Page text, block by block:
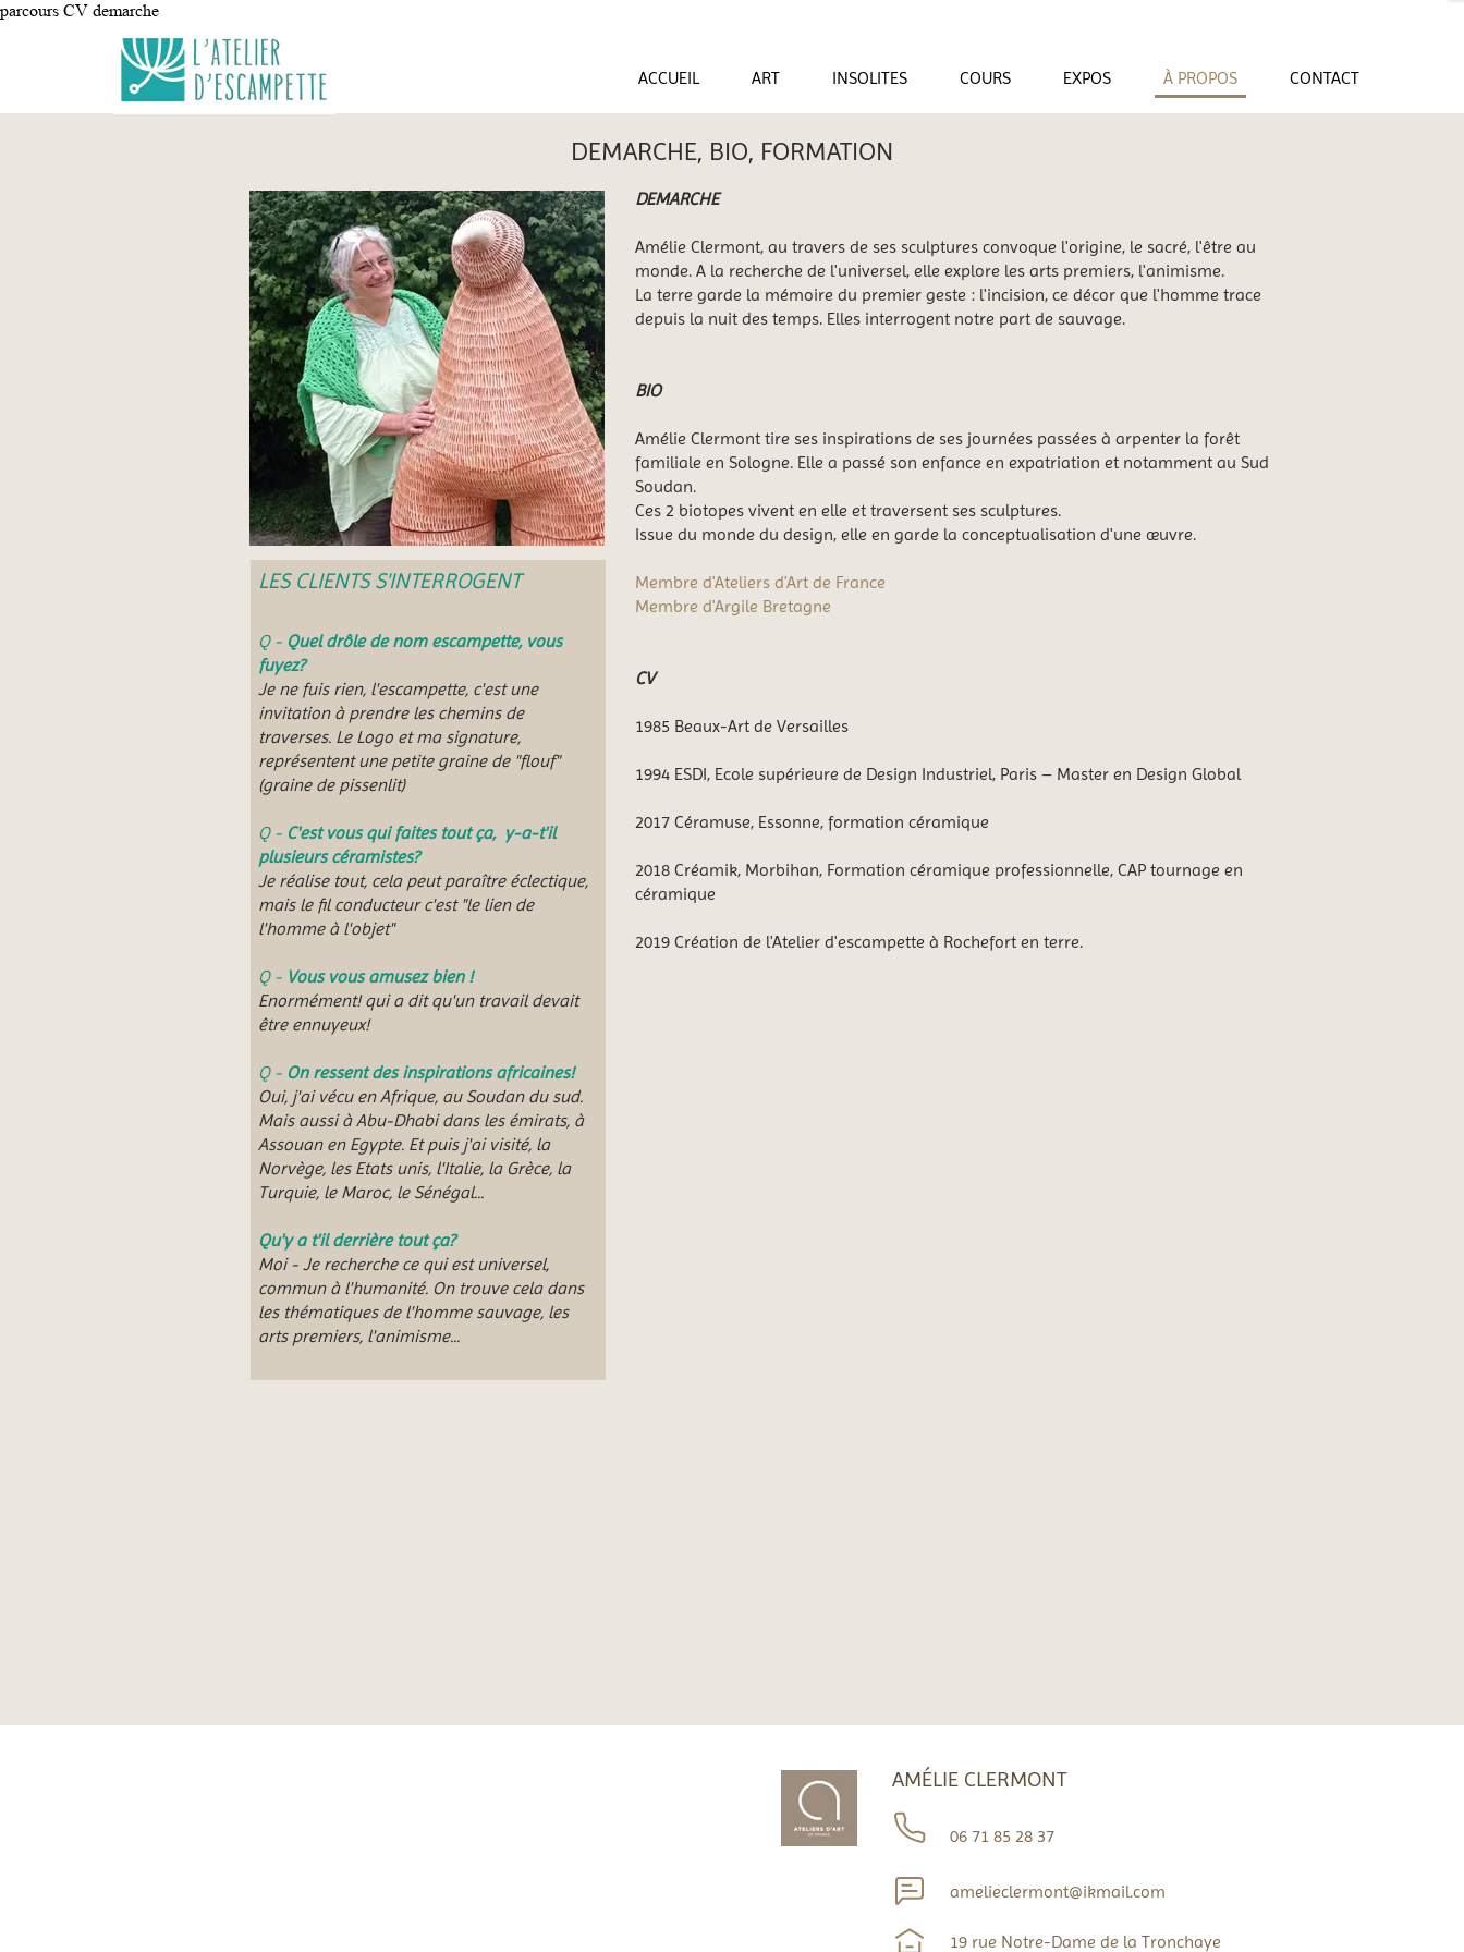
parcours CV demarche
ACCUEIL ART INSOLITES COURS EXPOS À PROPOS CONTACT
AMÉLIE CLERMONT
06 71 85 28 37
amelieclermont@ikmail.com
19 rue Notre-Dame de la Tronchaye
DEMARCHE, BIO, FORMATION
DEMARCHE
Amélie Clermont, au travers de ses sculptures convoque l'origine, le sacré, l'être au
monde. A la recherche de l'universel, elle explore les arts premiers, l'animisme.
La terre garde la mémoire du premier geste : l'incision, ce décor que l'homme trace
depuis la nuit des temps. Elles interrogent notre part de sauvage.
BIO
Amélie Clermont tire ses inspirations de ses journées passées à arpenter la forêt
familiale en Sologne. Elle a passé son enfance en expatriation et notamment au Sud
Soudan.
Ces 2 biotopes vivent en elle et traversent ses sculptures.
Issue du monde du design, elle en garde la conceptualisation d'une œuvre.
Membre d'Ateliers d'Art de France
Membre d'Argile Bretagne
CV
1985 Beaux-Art de Versailles
1994 ESDI, Ecole supérieure de Design Industriel, Paris – Master en Design Global
2017 Céramuse, Essonne, formation céramique
2018 Créamik, Morbihan, Formation céramique professionnelle, CAP tournage en
céramique
2019 Création de l'Atelier d'escampette à Rochefort en terre.
LES CLIENTS S'INTERROGENT
Q - Quel drôle de nom escampette, vous
fuyez?
Je ne fuis rien, l'escampette, c'est une
invitation à prendre les chemins de
traverses. Le Logo et ma signature,
représentent une petite graine de "flouf"
(graine de pissenlit)
Q - C'est vous qui faites tout ça, y-a-t'il
plusieurs céramistes?
Je réalise tout, cela peut paraître éclectique,
mais le fil conducteur c'est "le lien de
l'homme à l'objet"
Q - Vous vous amusez bien !
Enormément! qui a dit qu'un travail devait
être ennuyeux!
Q - On ressent des inspirations africaines!
Oui, j'ai vécu en Afrique, au Soudan du sud.
Mais aussi à Abu-Dhabi dans les émirats, à
Assouan en Egypte. Et puis j'ai visité, la
Norvège, les Etats unis, l'Italie, la Grèce, la
Turquie, le Maroc, le Sénégal...
Qu'y a t'il derrière tout ça?
Moi - Je recherche ce qui est universel,
commun à l'humanité. On trouve cela dans
les thématiques de l'homme sauvage, les
arts premiers, l'animisme...